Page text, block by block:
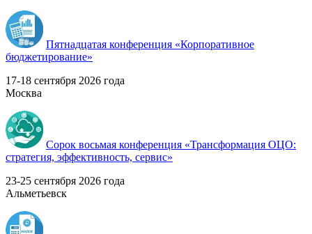
Пятнадцатая конференция «Корпоративное
бюджетирование»
17-18 сентября 2026 года
Москва
Сорок восьмая конференция «Трансформация ОЦО:
стратегия, эффективность, сервис»
23-25 сентября 2026 года
Альметьевск